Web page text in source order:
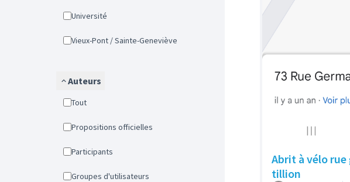
Université
Vieux-Pont / Sainte-Geneviève
Auteurs
Tout
Propositions officielles
Participants
Groupes d'utilisateurs
Abrit à vélo
tillion